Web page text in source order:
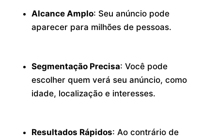
Alcance Amplo: Seu anúncio pode
aparecer para milhões de pessoas.
Segmentação Precisa: Você pode
escolher quem verá seu anúncio, como
idade, localização e interesses.
Resultados Rápidos: Ao contrário de